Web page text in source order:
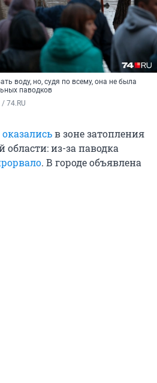
воду, но, судя по всему, она не была
паводков
74.RU
оказалисьв зоне затопления
области: из-за паводка
. В городе объявлена